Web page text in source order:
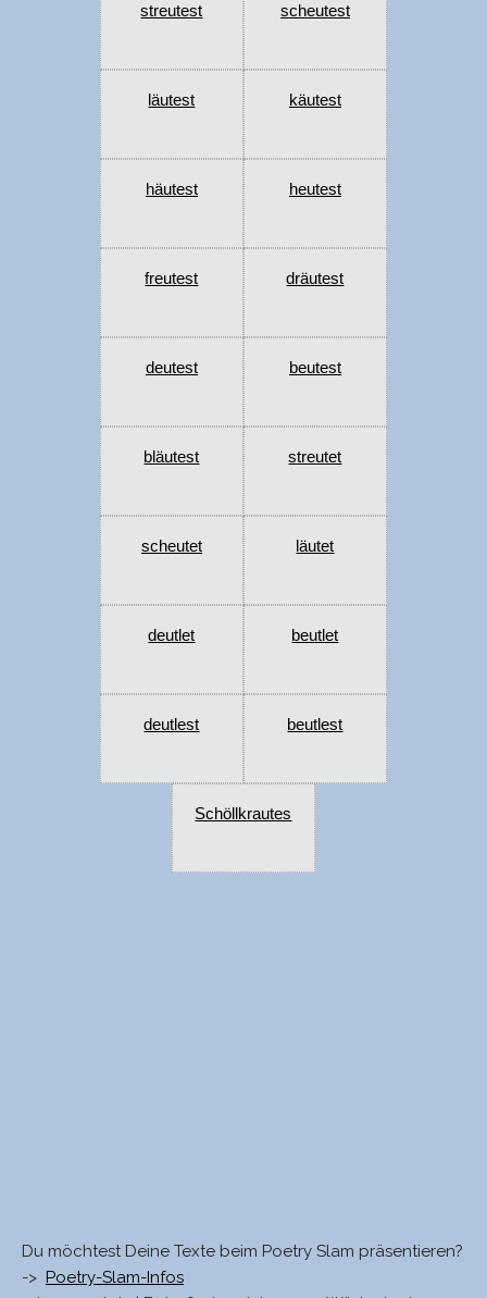
streutest scheutest
läutest käutest
häutest heutest
freutest dräutest
deutest beutest
bläutest streutet
scheutet läutet
deutlet beutlet
deutlest beutlest
Schöllkrautes
Du möchtest Deine Texte beim Poetry Slam präsentieren?
-> Poetry-Slam-Infos